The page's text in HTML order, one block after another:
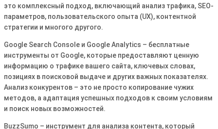
это комплексный подход, включающий анализ трафика, SEO-
параметров, пользовательского опыта (UX), контентной
стратегии и многого другого.
Google Search Console и Google Analytics – бесплатные
инструменты от Google, которые предоставляют ценную
информацию о трафике вашего сайта, ключевых словах,
позициях в поисковой выдаче и других важных показателях.
Анализ конкурентов – это не просто копирование чужих
методов, а адаптация успешных подходов к своим условиям
и поиск новых возможностей.
BuzzSumo – инструмент для анализа контента, который